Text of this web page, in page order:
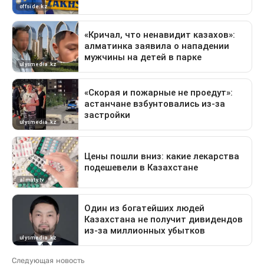
Следующая новость